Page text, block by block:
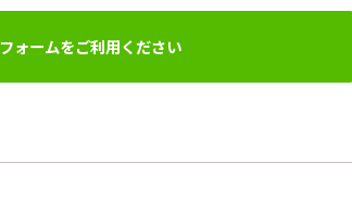
ォームをご利用ください